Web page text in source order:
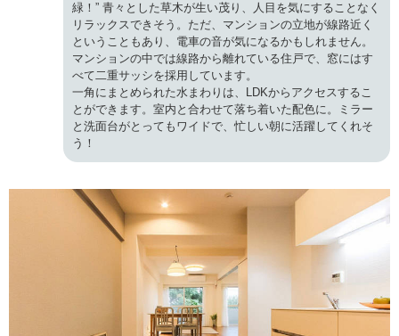
緑！” 青々とした草木が生い茂り、人目を気にすることなく
リラックスできそう。ただ、マンションの立地が線路近く
ということもあり、電車の音が気になるかもしれません。
マンションの中では線路から離れている住戸で、窓にはす
べて二重サッシを採用しています。
一角にまとめられた水まわりは、LDKからアクセスするこ
とができます。室内と合わせて落ち着いた配色に。ミラー
と洗面台がとってもワイドで、忙しい朝に活躍してくれそ
う！